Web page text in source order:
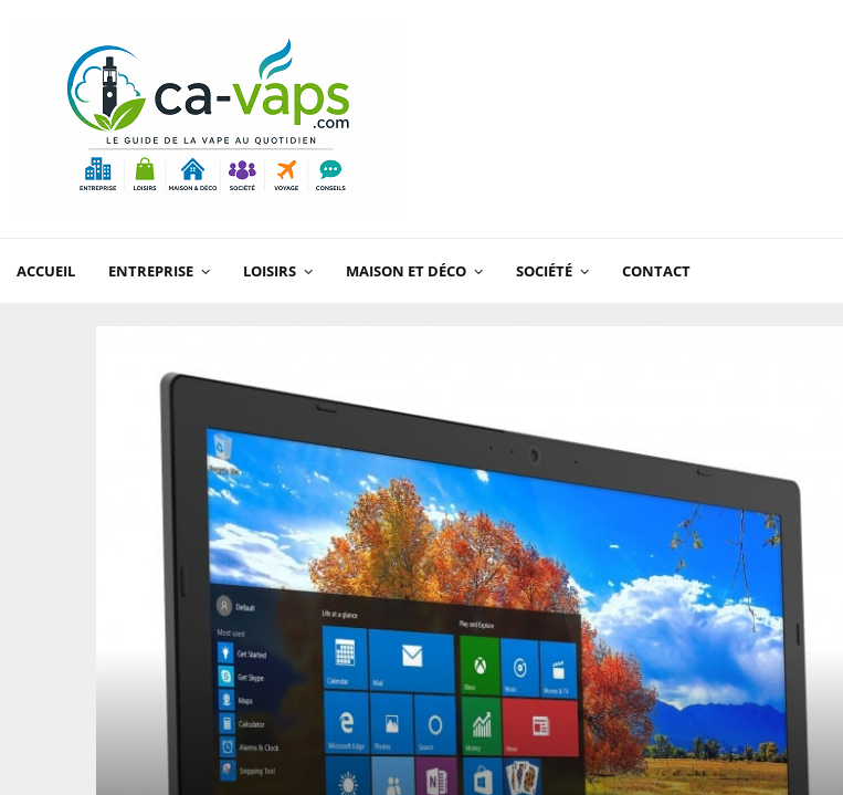
ACCUEIL ENTREPRISE LOISIRS MAISON ET DÉCO SOCIÉTÉ CONTACT